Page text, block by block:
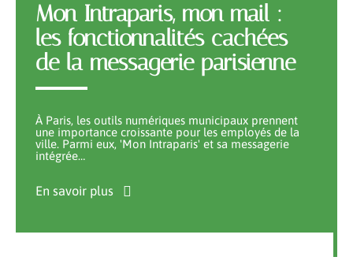
Mon Intraparis, mon mail :
les fonctionnalités cachées
de la messagerie parisienne
À Paris, les outils numériques municipaux prennent
une importance croissante pour les employés de la
ville. Parmi eux, 'Mon Intraparis' et sa messagerie
intégrée…
En savoir plus